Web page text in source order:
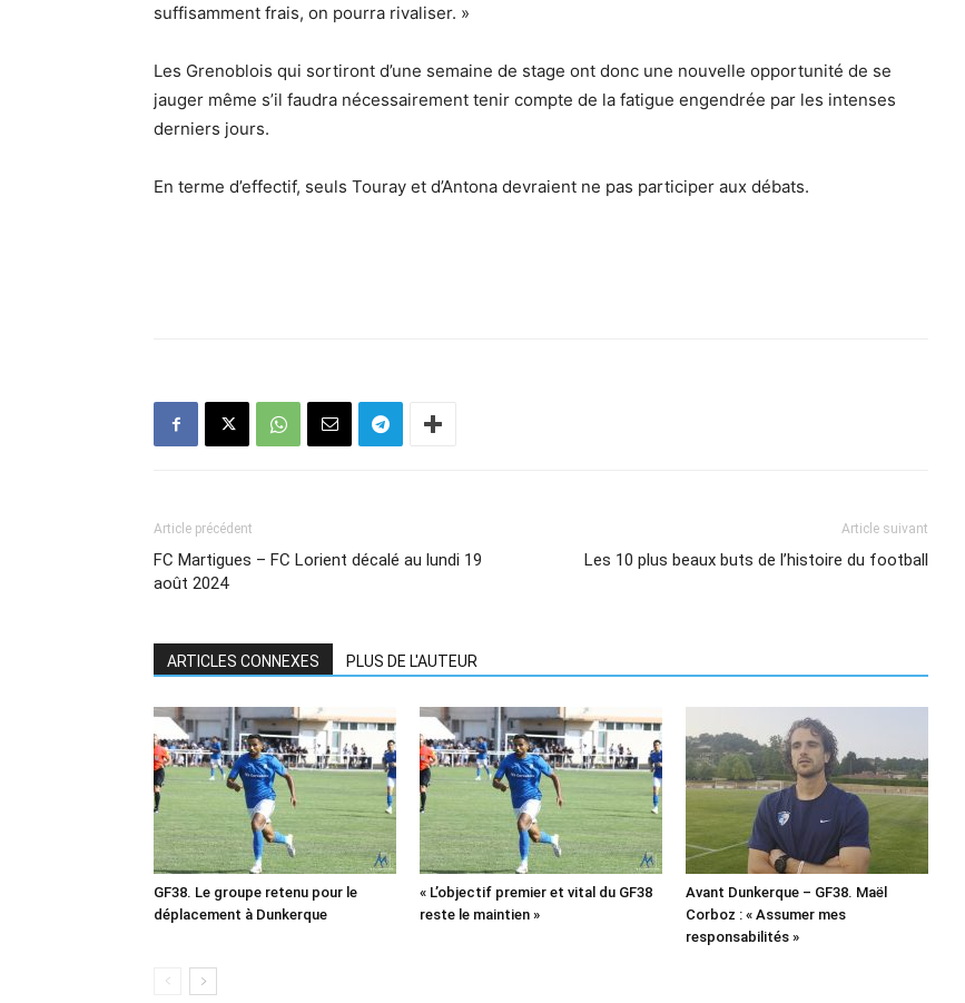
suffisamment frais, on pourra rivaliser. »
Les Grenoblois qui sortiront d’une semaine de stage ont donc une nouvelle opportunité de se
jauger même s’il faudra nécessairement tenir compte de la fatigue engendrée par les intenses
derniers jours.
En terme d’effectif, seuls Touray et d’Antona devraient ne pas participer aux débats.
Article précédent
FC Martigues – FC Lorient décalé au lundi 19
août 2024
Article suivant
Les 10 plus beaux buts de l’histoire du football
ARTICLES CONNEXES PLUS DE L'AUTEUR
GF38. Le groupe retenu pour le
déplacement à Dunkerque
« L’objectif premier et vital du GF38
reste le maintien »
Avant Dunkerque – GF38. Maël
Corboz : « Assumer mes
responsabilités »